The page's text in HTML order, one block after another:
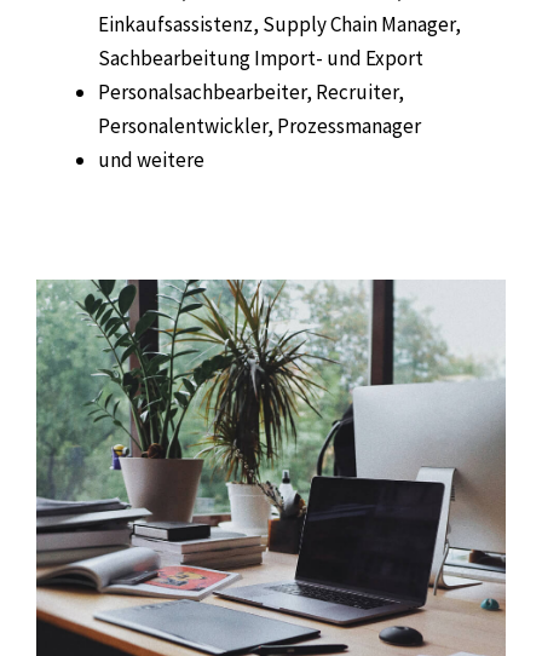
Einkaufsassistenz, Supply Chain Manager,
Sachbearbeitung Import- und Export
Personalsachbearbeiter, Recruiter,
Personalentwickler, Prozessmanager
und weitere